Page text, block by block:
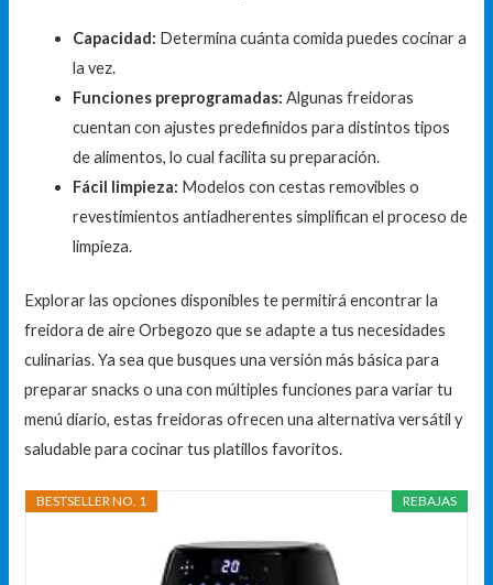
Capacidad: Determina cuánta comida puedes cocinar a
la vez.
Funciones preprogramadas: Algunas freidoras
cuentan con ajustes predefinidos para distintos tipos
de alimentos, lo cual facilita su preparación.
Fácil limpieza: Modelos con cestas removibles o
revestimientos antiadherentes simplifican el proceso de
limpieza.
Explorar las opciones disponibles te permitirá encontrar la
freidora de aire Orbegozo que se adapte a tus necesidades
culinarias. Ya sea que busques una versión más básica para
preparar snacks o una con múltiples funciones para variar tu
menú diario, estas freidoras ofrecen una alternativa versátil y
saludable para cocinar tus platillos favoritos.
REBAJAS
BESTSELLER NO. 1